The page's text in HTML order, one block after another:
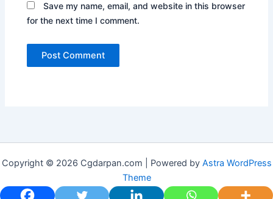
Save my name, email, and website in this browser
for the next time I comment.
Copyright © 2026 Cgdarpan.com | Powered by Astra WordPress
Theme